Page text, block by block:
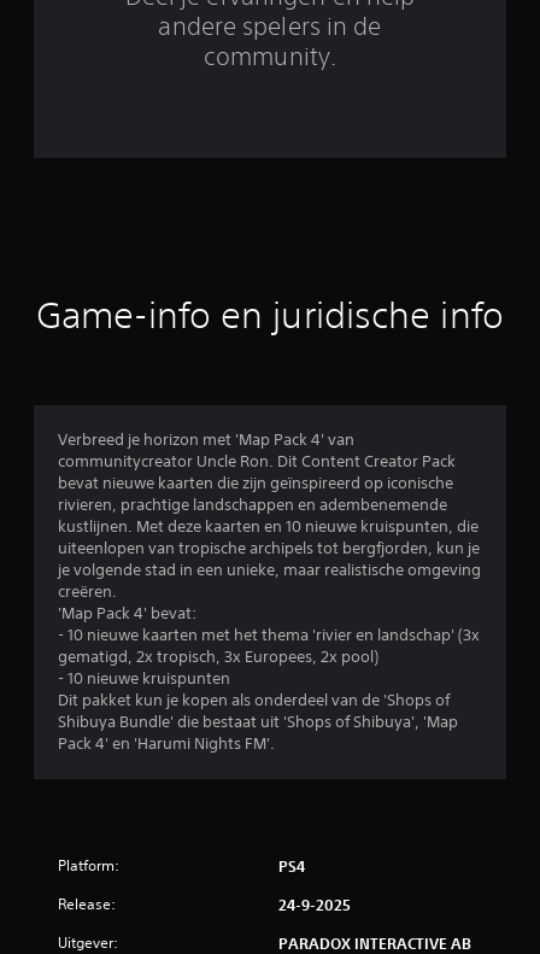
o
e
g
e
n
andere spelers in de
community.
Game-info en juridische info
Verbreed je horizon met 'Map Pack 4' van
communitycreator Uncle Ron. Dit Content Creator Pack
bevat nieuwe kaarten die zijn geïnspireerd op iconische
rivieren, prachtige landschappen en adembenemende
kustlijnen. Met deze kaarten en 10 nieuwe kruispunten, die
uiteenlopen van tropische archipels tot bergfjorden, kun je
je volgende stad in een unieke, maar realistische omgeving
creëren.
'Map Pack 4' bevat:
- 10 nieuwe kaarten met het thema 'rivier en landschap' (3x
gematigd, 2x tropisch, 3x Europees, 2x pool)
- 10 nieuwe kruispunten
Dit pakket kun je kopen als onderdeel van de 'Shops of
Shibuya Bundle' die bestaat uit 'Shops of Shibuya', 'Map
Pack 4' en 'Harumi Nights FM'.
Platform: PS4
Release: 24-9-2025
Uitgever: PARADOX INTERACTIVE AB